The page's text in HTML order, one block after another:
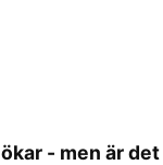
- men är